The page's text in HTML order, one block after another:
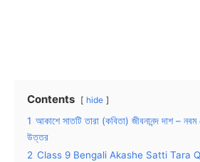
Contents hide
1 আকাশে সাতটি তারা (কবিতা) জীবনানন্দ দাশ – নবম
উত্তর
2 Class 9 Bengali Akashe Satti Tara